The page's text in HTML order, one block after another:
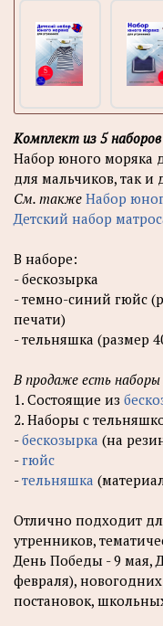
Комплект из 5
Набор юного моряка
для мальчиков, так и
См. также Набор
Детский набор
В наборе:
- бескозырка
- темно-синий гюйс
печати)
- тельняшка (размер
В продаже есть наборы
1. Состоящие из
2. Наборы с
-бескозырка (на
-гюйс
-тельняшка
Отлично подходит
утренников,
День Победы - 9 мая,
февраля),
постановок,